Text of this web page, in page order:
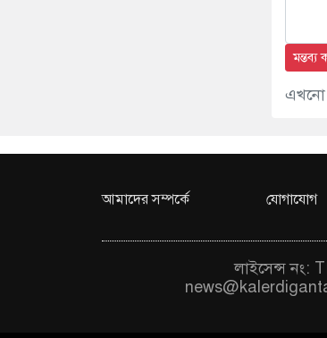
মন্তব্য
এখনো
আমাদের সম্পর্কে যোগাযোগ
লাইসেন্স নং: